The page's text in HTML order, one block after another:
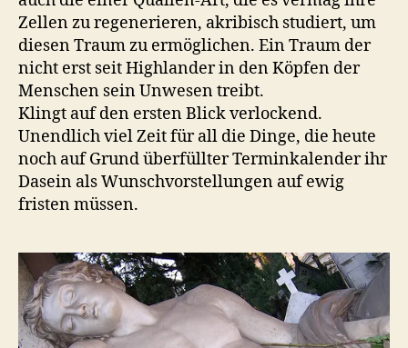
Zellen zu regenerieren, akribisch studiert, um
diesen Traum zu ermöglichen. Ein Traum der
nicht erst seit Highlander in den Köpfen der
Menschen sein Unwesen treibt.
Klingt auf den ersten Blick verlockend.
Unendlich viel Zeit für all die Dinge, die heute
noch auf Grund überfüllter Terminkalender ihr
Dasein als Wunschvorstellungen auf ewig
fristen müssen.